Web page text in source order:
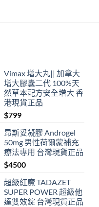
Vimax 增大丸|| 加拿大
增大膠囊二代 100%天
然草本配方安全增大 香
港現貨正品
$799
昂斯妥凝膠 Androgel
50mg 男性荷爾蒙補充
療法專用 台灣現貨正品
$4500
超級紅魔 TADAZET
SUPER POWER 超級他
達雙效錠 台灣現貨正品